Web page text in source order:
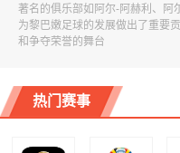
著名的俱乐部如阿尔-阿赫利、阿
为黎巴嫩足球的发展做出了重要
和争夺荣誉的舞台
热门赛事